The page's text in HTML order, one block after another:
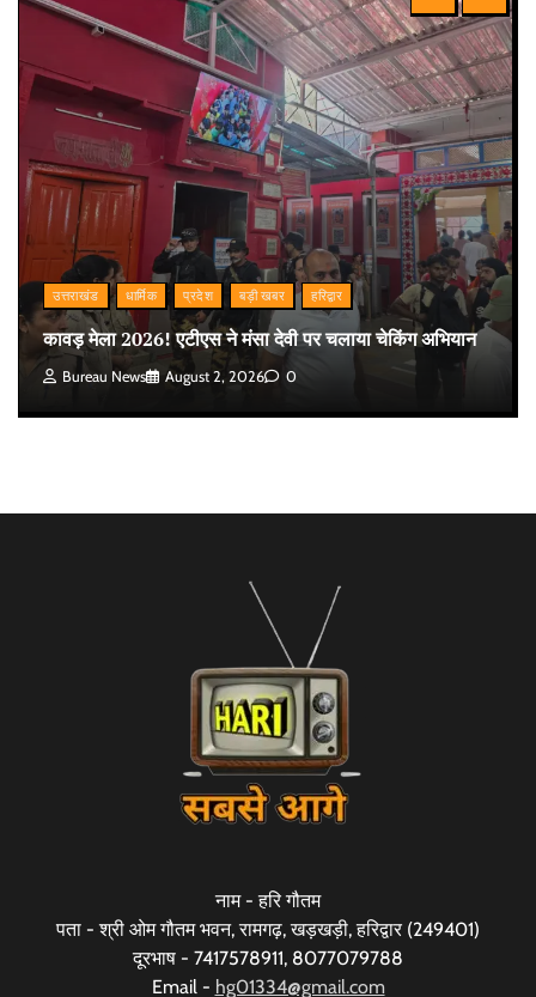
उत्तराखंड धार्मिक प्रदेश बड़ी खबर हरिद्वार
कावड़ मेला 2026! एटीएस ने मंसा देवी पर चलाया चेकिंग अभियान
Bureau News August 2, 2026 0
नाम - हरि गौतम
पता - श्री ओम गौतम भवन, रामगढ़, खड़खड़ी, हरिद्वार (249401)
दूरभाष - 7417578911, 8077079788
Email - hg01334@gmail.com